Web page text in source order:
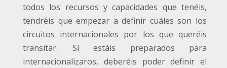
todos los recursos y capacidades que tenéis,
tendréis que empezar a definir cuáles son los
circuitos internacionales por los que queréis
transitar. Si estáis preparados para
internacionalizaros, deberéis poder definir el